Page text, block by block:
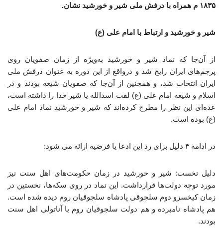
۱۸۳۵ م همراه با درفش ملی شیر و خورشید نشان.
شیر و خورشید و ارتباط با امام علی (ع)
از آن‌جا که نماد شیر و خورشید به‌ویژه از زمان صفویان روی
پرچم‌های ایران رایج شد و درواقع از این دوره به عنوان درفش ملی
ایران انتخاب شد، و همچنین از آن‌جا که صفویان شیعه بودند و در
اسلام و شیعه امام علی (ع) لقب اسدالله یا شیر خدا را داشته است،
عده‌ای این نظر را مطرح کرده‌اند که شیر و خورشید نماد امام علی
(ع) بوده است.
در ادامه ۴ دلیل برای رد این ادعا یا فرضیه ارائه می شود:
دلیل نخست: شیر و خورشید در زمان حکومت‌های اهل سنت نیز
مورد توجه دولت‌ها قرارداشت. این نماد در روی سکه‌ها، نخستین در
زمان کیخسرو دوم سلجوقی پادشاه سلجوقیان روم دیده شده است.
هم پادشاه نامبرده و هم دولت سلجوقیان روم یا آناتولی اهل سنت
بودند.